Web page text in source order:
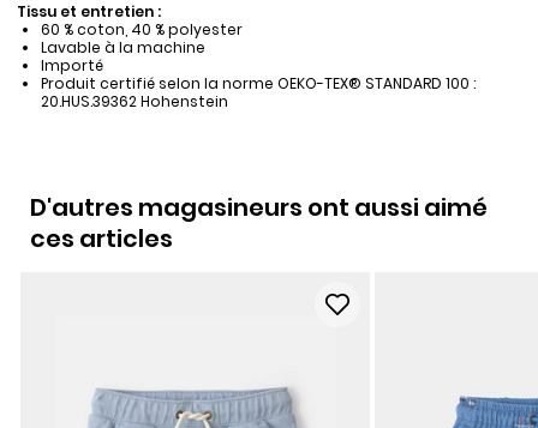
Tissu et entretien :
60 % coton, 40 % polyester
Lavable à la machine
Importé
Produit certifié selon la norme OEKO-TEX® STANDARD 100 :
20.HUS.39362 Hohenstein
D'autres magasineurs ont aussi aimé
ces articles